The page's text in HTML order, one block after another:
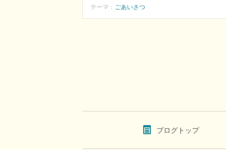
テーマ： ごあいさつ
ブログトップ